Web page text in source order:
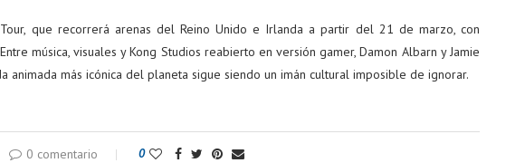
que recorrerá arenas del Reino Unido e Irlanda a partir del 21 de marzo, con
música, visuales y Kong Studios reabierto en versión gamer, Damon Albarn y Jamie
más icónica del planeta sigue siendo un imán cultural imposible de ignorar.
0 comentario 0